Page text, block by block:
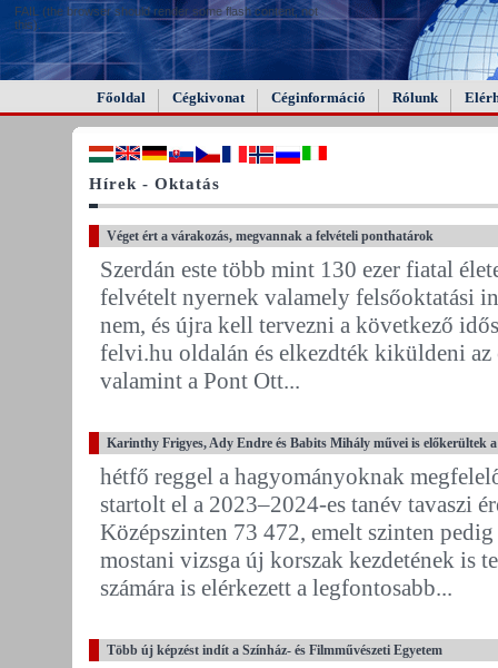
FAIL (the browser should render some flash content, not
this).
Főoldal Cégkivonat Céginformáció Rólunk
Hírek - Oktatás
Véget ért a várakozás, megvannak a felvételi ponthatárok
Szerdán este több mint 130 ezer fiatal
felvételt nyernek valamely felsőoktatási
nem, és újra kell tervezni a következő
felvi.hu oldalán és elkezdték kiküldeni az
valamint a Pont Ott...
Karinthy Frigyes, Ady Endre és Babits Mihály művei is előkerültek
hétfő reggel a hagyományoknak
startolt el a 2023–2024-es tanév tavaszi
Középszinten 73 472, emelt szinten
mostani vizsga új korszak kezdetének is
számára is elérkezett a legfontosabb...
Több új képzést indít a Színház- és Filmművészeti Egyetem